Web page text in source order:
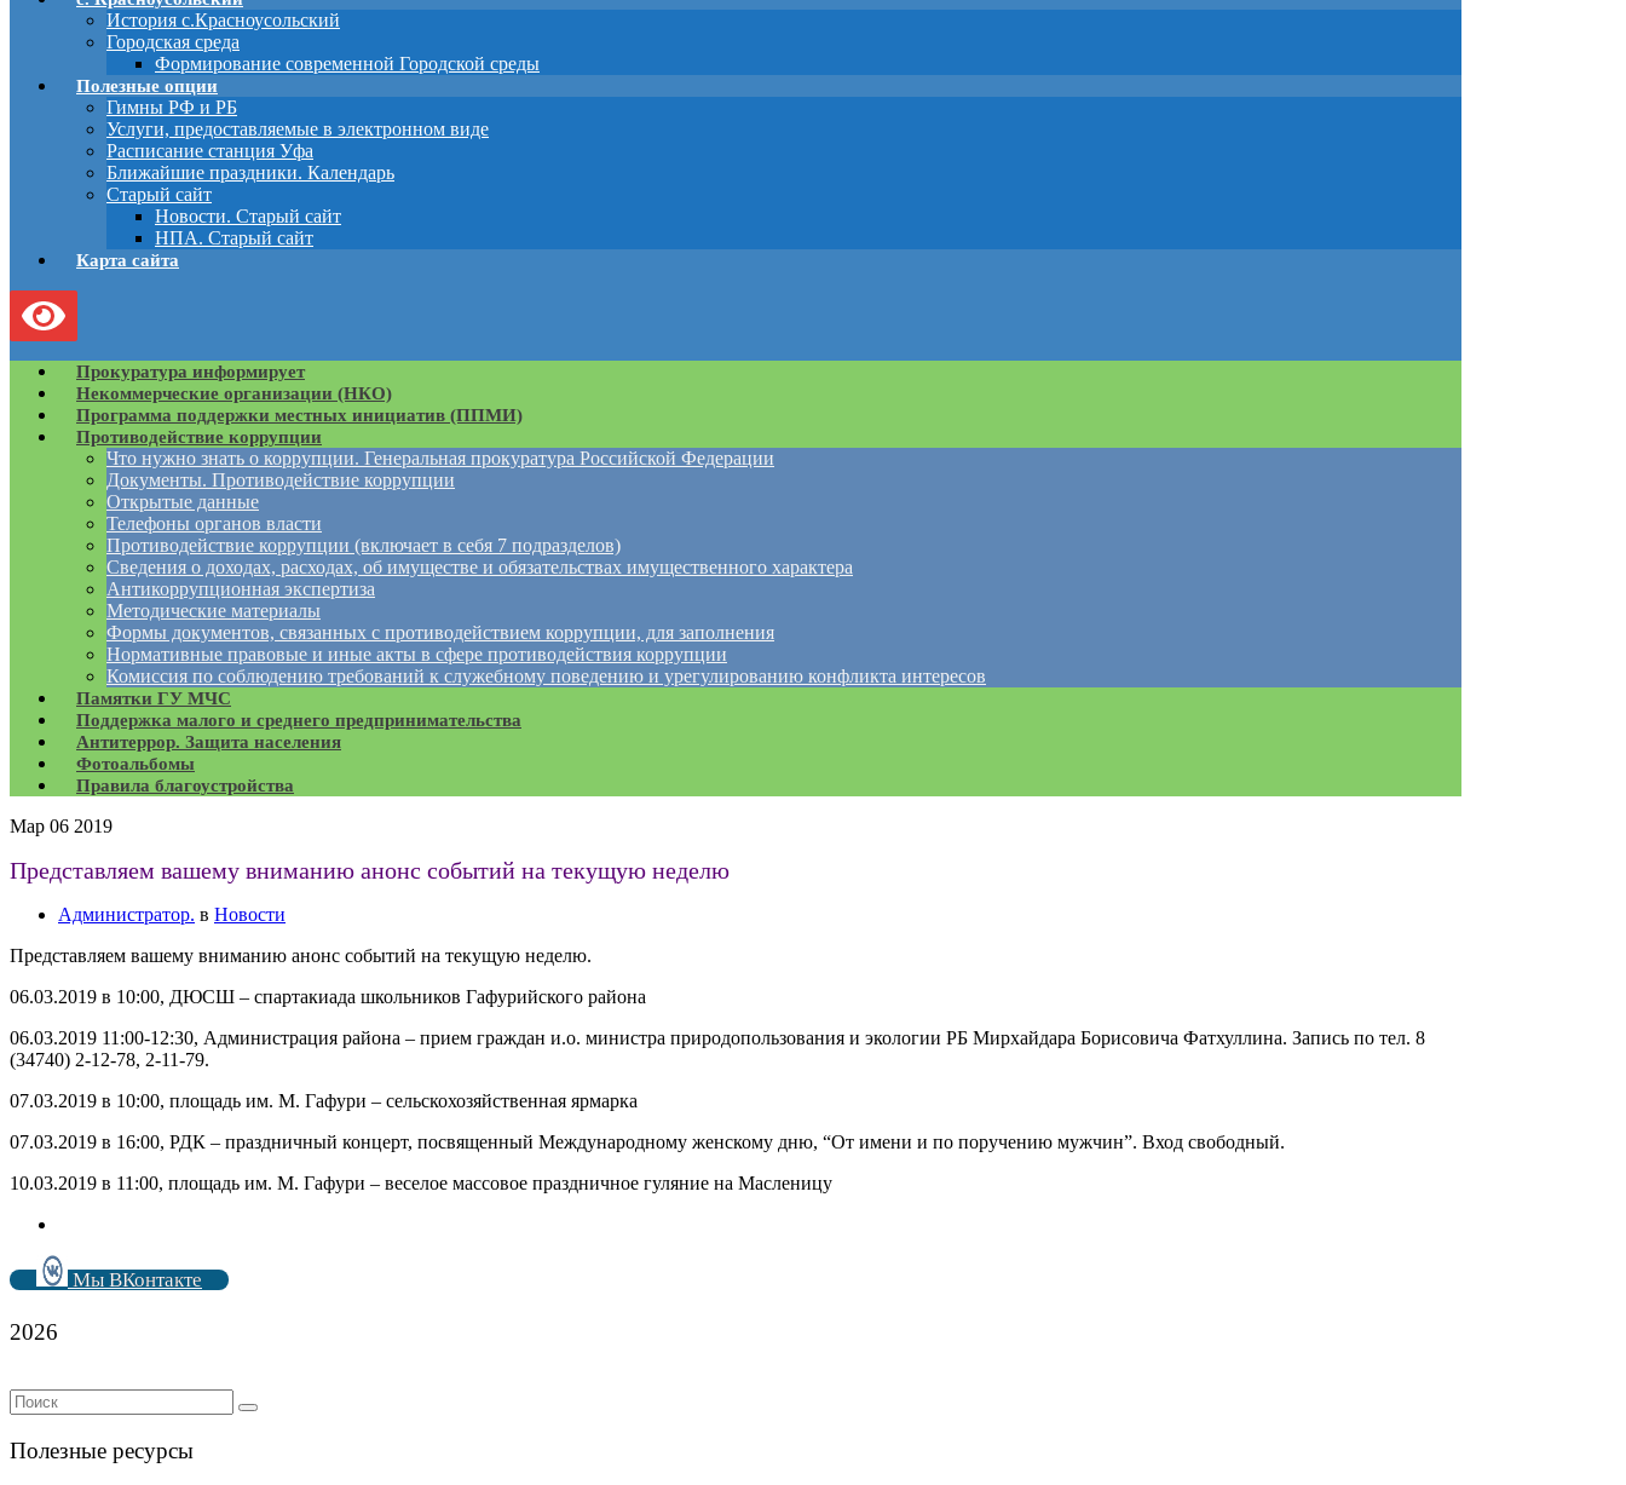
История с.Красноусольский
Городская среда
Формирование современной Городской среды
Полезные опции
Гимны РФ и РБ
Услуги, предоставляемые в электронном виде
Расписание станция Уфа
Ближайшие праздники. Календарь
Старый сайт
Новости. Старый сайт
НПА. Старый сайт
Карта сайта
Прокуратура информирует
Некоммерческие организации (НКО)
Программа поддержки местных инициатив (ППМИ)
Противодействие коррупции
Что нужно знать о коррупции. Генеральная прокуратура Российской Федерации
Документы. Противодействие коррупции
Открытые данные
Телефоны органов власти
Противодействие коррупции (включает в себя 7 подразделов)
Сведения о доходах, расходах, об имуществе и обязательствах имущественного характера
Антикоррупционная экспертиза
Методические материалы
Формы документов, связанных с противодействием коррупции, для заполнения
Нормативные правовые и иные акты в сфере противодействия коррупции
Комиссия по соблюдению требований к служебному поведению и урегулированию конфликта интересов
Памятки ГУ МЧС
Поддержка малого и среднего предпринимательства
Антитеррор. Защита населения
Фотоальбомы
Правила благоустройства
Мар 06 2019
Представляем вашему вниманию анонс событий на текущую неделю
Администратор. в Новости
Представляем вашему вниманию анонс событий на текущую неделю.
06.03.2019 в 10:00, ДЮСШ – спартакиада школьников Гафурийского района
06.03.2019 11:00-12:30, Администрация района – прием граждан и.о. министра природопользования и экологии РБ Мирхайдара Борисовича Фатхуллина. Запись по тел. 8
(34740) 2-12-78, 2-11-79.
07.03.2019 в 10:00, площадь им. М. Гафури – сельскохозяйственная ярмарка
07.03.2019 в 16:00, РДК – праздничный концерт, посвященный Международному женскому дню, “От имени и по поручению мужчин”. Вход свободный.
10.03.2019 в 11:00, площадь им. М. Гафури – веселое массовое праздничное гуляние на Масленицу
Мы ВКонтакте
2026
Полезные ресурсы